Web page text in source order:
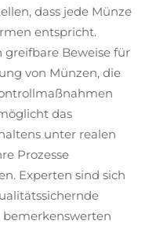
dass jede Münze
entspricht.
Beweise für
von Münzen, die
das
unter realen
Prozesse
Experten sind sich